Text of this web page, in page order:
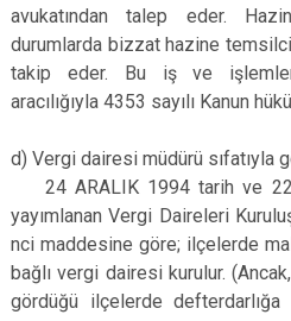
avukatından talep eder.
durumlarda bizzat hazine
takip eder. Bu iş ve
aracılığıyla 4353 sayılı Kanun
d) Vergi dairesi müdürü sıfatıyla
24 ARALIK 1994 tarih ve
yayımlanan Vergi Daireleri
nci maddesine göre; ilçelerde
bağlı vergi dairesi kurulur.
gördüğü ilçelerde